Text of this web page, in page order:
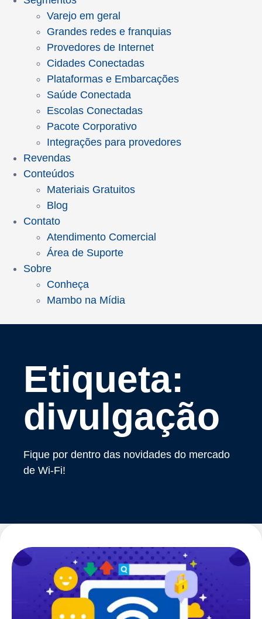
Varejo em geral
Grandes redes e franquias
Provedores de Internet
Cidades Conectadas
Plataformas e Embarcações
Saúde Conectada
Escolas Conectadas
Pacote Corporativo
Integrações para provedores
Revendas
Conteúdos
Materiais Gratuitos
Blog
Contato
Atendimento Comercial
Área de Suporte
Sobre
Conheça
Mambo na Mídia
Etiqueta:
divulgação
Fique por dentro das novidades do mercado
de Wi-Fi!